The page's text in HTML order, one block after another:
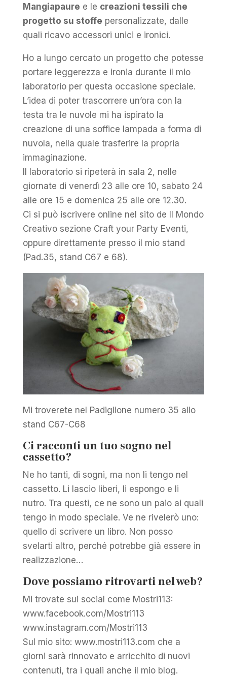
Mangiapaure e le creazioni tessili che
progetto su stoffe personalizzate, dalle
quali ricavo accessori unici e ironici.
Ho a lungo cercato un progetto che potesse
portare leggerezza e ironia durante il mio
laboratorio per questa occasione speciale.
L’idea di poter trascorrere un’ora con la
testa tra le nuvole mi ha ispirato la
creazione di una soffice lampada a forma di
nuvola, nella quale trasferire la propria
immaginazione.
Il laboratorio si ripeterà in sala 2, nelle
giornate di venerdì 23 alle ore 10, sabato 24
alle ore 15 e domenica 25 alle ore 12.30.
Ci si può iscrivere online nel sito de Il Mondo
Creativo sezione Craft your Party Eventi,
oppure direttamente presso il mio stand
(Pad.35, stand C67 e 68).
Mi troverete nel Padiglione numero 35 allo
stand C67-C68
Ci racconti un tuo sogno nel
cassetto?
Ne ho tanti, di sogni, ma non li tengo nel
cassetto. Li lascio liberi, li espongo e li
nutro. Tra questi, ce ne sono un paio ai quali
tengo in modo speciale. Ve ne rivelerò uno:
quello di scrivere un libro. Non posso
svelarti altro, perché potrebbe già essere in
realizzazione…
Dove possiamo ritrovarti nel web?
Mi trovate sui social come Mostri113:
www.facebook.com/Mostri113
www.instagram.com/Mostri113
Sul mio sito: www.mostri113.com che a
giorni sarà rinnovato e arricchito di nuovi
contenuti, tra i quali anche il mio blog.